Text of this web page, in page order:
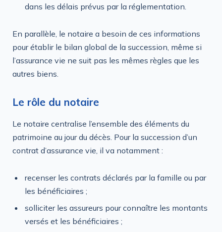
dans les délais prévus par la réglementation.
En parallèle, le notaire a besoin de ces informations
pour établir le bilan global de la succession, même si
l’assurance vie ne suit pas les mêmes règles que les
autres biens.
Le rôle du notaire
Le notaire centralise l’ensemble des éléments du
patrimoine au jour du décès. Pour la succession d’un
contrat d’assurance vie, il va notamment :
recenser les contrats déclarés par la famille ou par
les bénéficiaires ;
solliciter les assureurs pour connaître les montants
versés et les bénéficiaires ;